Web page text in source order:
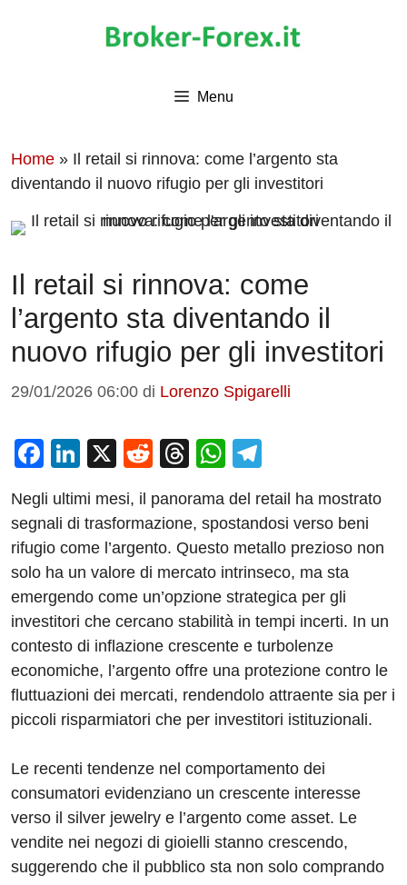
Menu
Home » Il retail si rinnova: come l’argento sta
diventando il nuovo rifugio per gli investitori
Il retail si rinnova: come
l’argento sta diventando il
nuovo rifugio per gli investitori
29/01/2026 06:00 di Lorenzo Spigarelli
F
c
e
b
o
o
k
Li
k
e
dI
n
X
R
d
di
t
T
e
a
d
s
W
at
s
A
p
p
e
gr
a
m
Negli ultimi mesi, il panorama del retail ha mostrato
segnali di trasformazione, spostandosi verso beni
rifugio come l’argento. Questo metallo prezioso non
solo ha un valore di mercato intrinseco, ma sta
emergendo come un’opzione strategica per gli
investitori che cercano stabilità in tempi incerti. In un
contesto di inflazione crescente e turbolenze
economiche, l’argento offre una protezione contro le
fluttuazioni dei mercati, rendendolo attraente sia per i
piccoli risparmiatori che per investitori istituzionali.
Le recenti tendenze nel comportamento dei
consumatori evidenziano un crescente interesse
verso il silver jewelry e l’argento come asset. Le
vendite nei negozi di gioielli stanno crescendo,
suggerendo che il pubblico sta non solo comprando